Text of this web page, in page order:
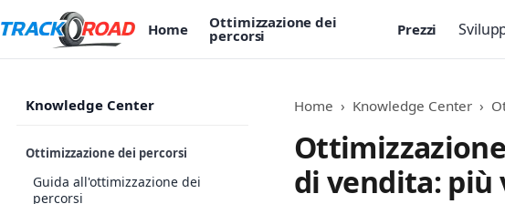
Home Ottimizzazione dei
percorsi Prezzi
Knowledge Center
Ottimizzazione dei percorsi
Guida all'ottimizzazione dei
percorsi
Home › Knowledge Center ›
di vendita: più